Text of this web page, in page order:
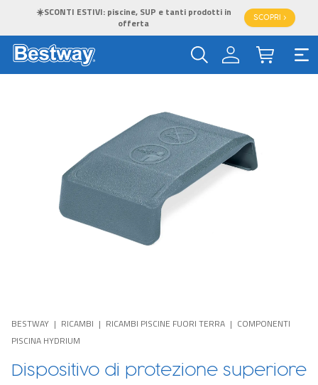
☀️SCONTI ESTIVI: piscine, SUP e tanti prodotti in
offerta
SCOPRI >
BESTWAY RICAMBI RICAMBI PISCINE FUORI TERRA
COMPONENTI
PISCINA HYDRIUM
Dispositivo di protezione superiore